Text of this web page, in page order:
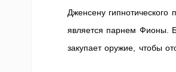
Дженсену
является парнем Фионы.
закупает оружие, чтобы